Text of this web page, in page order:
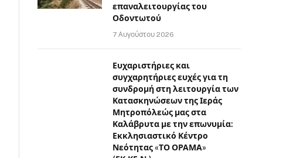
επαναλειτουργίας του
Οδοντωτού
7 Αυγούστου 2026
Ευχαριστήριες και
συγχαρητήριες ευχές για τη
συνδρομή στη λειτουργία των
Κατασκηνώσεων της Ιεράς
Μητροπόλεώς μας στα
Καλάβρυτα με την επωνυμία:
Εκκλησιαστικό Κέντρο
Νεότητας «ΤΟ ΟΡΑΜΑ»